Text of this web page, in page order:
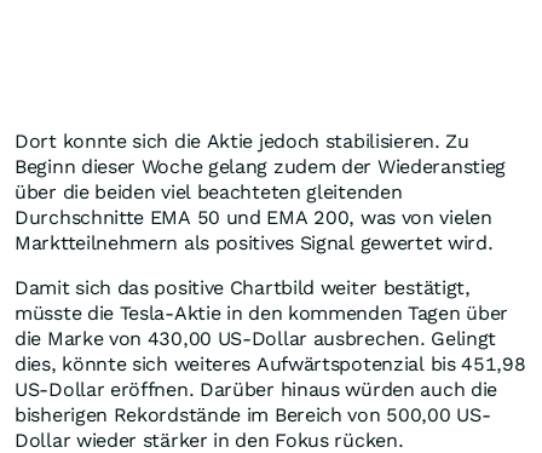
Dort konnte sich die Aktie jedoch stabilisieren. Zu
Beginn dieser Woche gelang zudem der Wiederanstieg
über die beiden viel beachteten gleitenden
Durchschnitte EMA 50 und EMA 200, was von vielen
Marktteilnehmern als positives Signal gewertet wird.
Damit sich das positive Chartbild weiter bestätigt,
müsste die Tesla-Aktie in den kommenden Tagen über
die Marke von 430,00 US-Dollar ausbrechen. Gelingt
dies, könnte sich weiteres Aufwärtspotenzial bis 451,98
US-Dollar eröffnen. Darüber hinaus würden auch die
bisherigen Rekordstände im Bereich von 500,00 US-
Dollar wieder stärker in den Fokus rücken.